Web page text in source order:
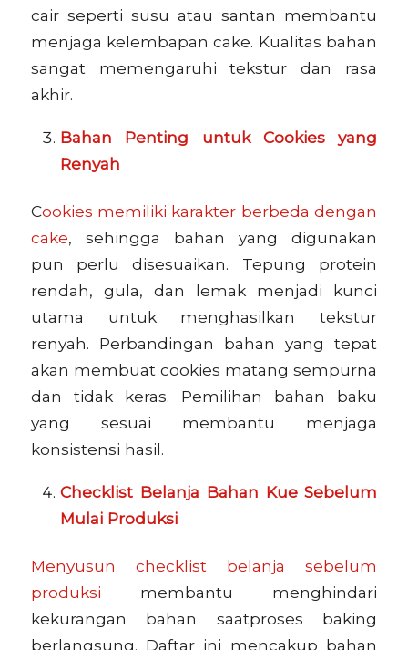
cair seperti susu atau santan membantu
menjaga kelembapan cake. Kualitas bahan
sangat memengaruhi tekstur dan rasa
akhir.
Bahan Penting untuk Cookies yang
Renyah
Cookies memiliki karakter berbeda dengan
cake, sehingga bahan yang digunakan
pun perlu disesuaikan. Tepung protein
rendah, gula, dan lemak menjadi kunci
utama untuk menghasilkan tekstur
renyah. Perbandingan bahan yang tepat
akan membuat cookies matang sempurna
dan tidak keras. Pemilihan bahan baku
yang sesuai membantu menjaga
konsistensi hasil.
Checklist Belanja Bahan Kue Sebelum
Mulai Produksi
Menyusun checklist belanja sebelum
produksi membantu menghindari
kekurangan bahan saatproses baking
berlangsung. Daftar ini mencakup bahan